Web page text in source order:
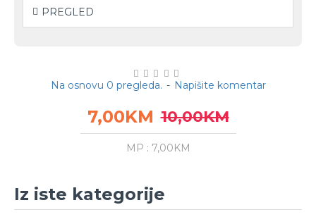
PREGLED
Na osnovu 0 pregleda. - Napišite komentar
7,00KM 10,00KM
MP : 7,00KM
Iz iste kategorije